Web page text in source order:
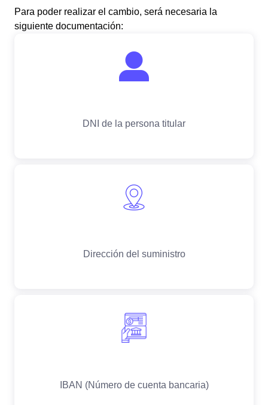
Para poder realizar el cambio, será necesaria la
siguiente documentación: